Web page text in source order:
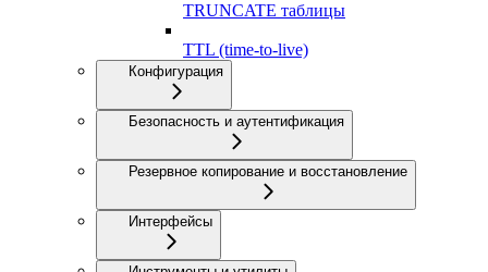
TRUNCATE таблицы
TTL (time-to-live)
Конфигурация
Безопасность и аутентификация
Резервное копирование и восстановление
Интерфейсы